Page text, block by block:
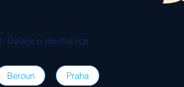
Údaje o docházce
Beroun Praha